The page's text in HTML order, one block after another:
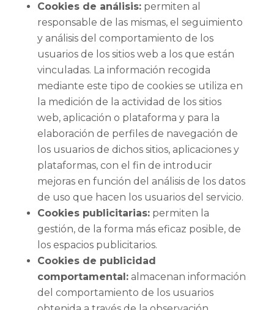
Cookies de análisis:permiten al
responsable de las mismas, el seguimiento
y análisis del comportamiento de los
usuarios de los sitios web a los que están
vinculadas. La información recogida
mediante este tipo de cookies se utiliza en
la medición de la actividad de los sitios
web, aplicación o plataforma y para la
elaboración de perfiles de navegación de
los usuarios de dichos sitios, aplicaciones y
plataformas, con el fin de introducir
mejoras en función del análisis de los datos
de uso que hacen los usuarios del servicio.
Cookies publicitarias:permiten la
gestión, de la forma más eficaz posible, de
los espacios publicitarios.
Cookies de publicidad
comportamental:almacenan información
del comportamiento de los usuarios